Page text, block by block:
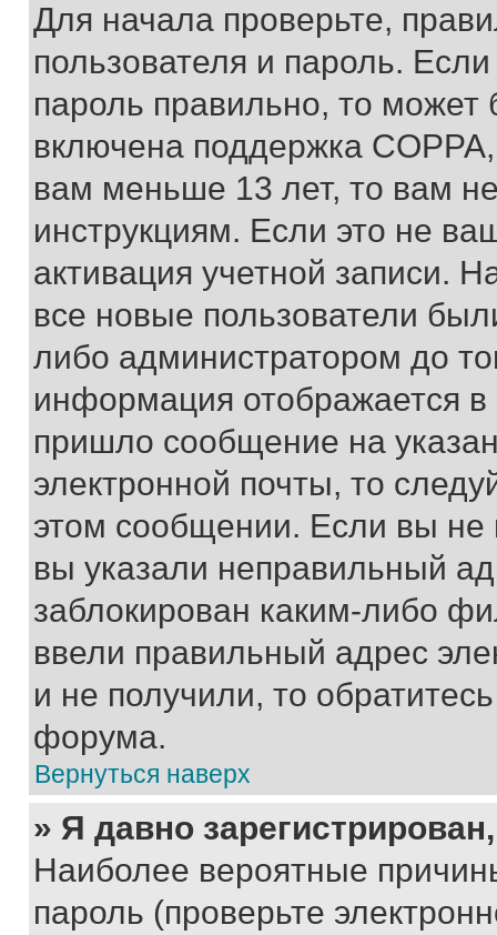
Для начала проверьте,
пользователя и пароль.
пароль правильно, то может
включена поддержка
вам меньше 13 лет, то вам
инструкциям. Если это не
активация учетной записи.
все новые пользователи
либо администратором до
информация отображается
пришло сообщение на
электронной почты, то
этом сообщении. Если вы
вы указали неправильный
заблокирован каким-либо
ввели правильный адрес
и не получили, то
форума.
Вернуться наверх
» Я давно
Наиболее вероятные
пароль (проверьте